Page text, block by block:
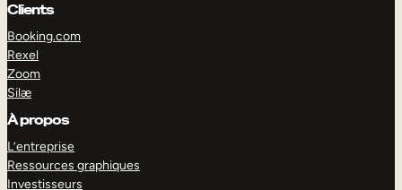
Clients
Booking.com
Rexel
Zoom
Silæ
À propos
L’entreprise
Ressources graphiques
Investisseurs